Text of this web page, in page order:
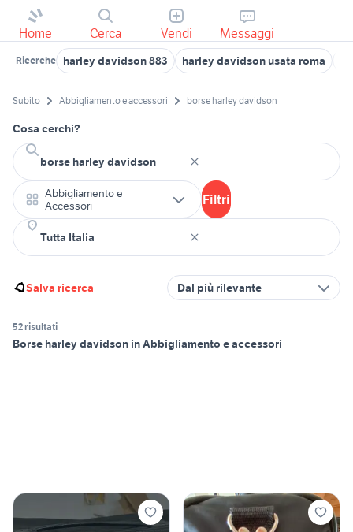
Home Cerca Vendi Messaggi
Ricerche harley davidson 883 harley davidson usata roma
Subito Abbigliamento e accessori borse harley davidson
Cosa cerchi?
Abbigliamento e
Accessori
Filtri
Salva ricerca Dal più rilevante
52 risultati
Borse harley davidson in Abbigliamento e accessori